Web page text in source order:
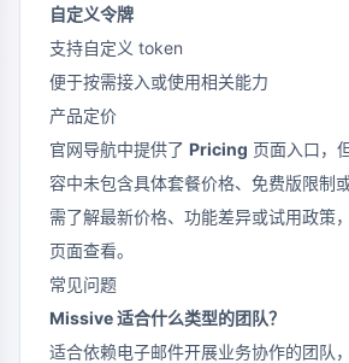
自定义令牌
支持自定义 token
便于按需接入或使用相关能力
产品定价
官网导航中提供了 Pricing 页面入口，
容中未包含具体套餐价格、免费版限制
需了解最新价格、功能差异或试用政策
页面查看。
常见问题
Missive 适合什么类型的团队？
适合依赖电子邮件开展业务协作的团队